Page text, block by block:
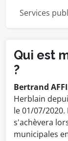
Services
Qui est
?
Bertrand
Herblain
le 01/07/2020.
s'achèvera
municipales